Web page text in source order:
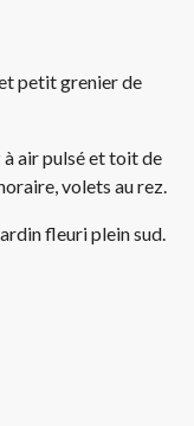
petit grenier de
air pulsé et toit de
volets au rez.
fleuri plein sud.